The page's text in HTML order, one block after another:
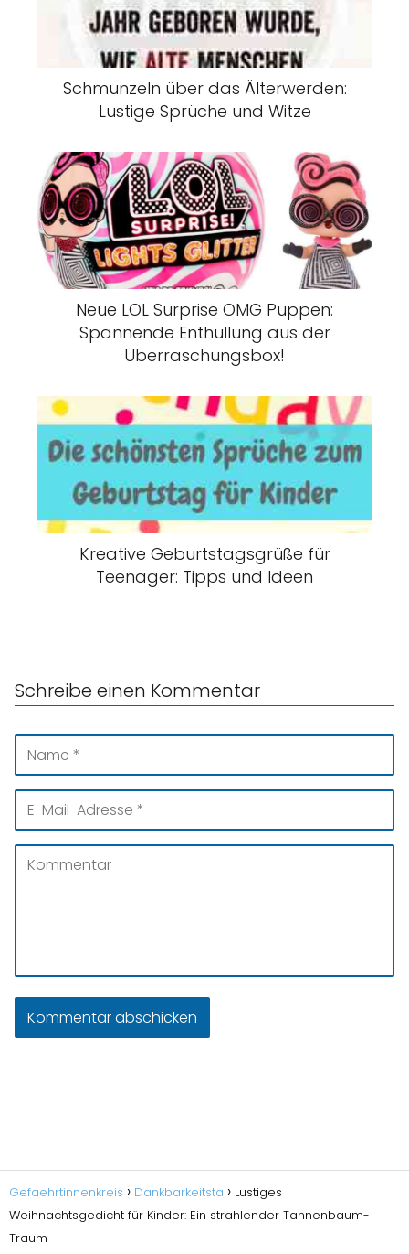
Schmunzeln über das Älterwerden:
Lustige Sprüche und Witze
Neue LOL Surprise OMG Puppen:
Spannende Enthüllung aus der
Überraschungsbox!
Kreative Geburtstagsgrüße für
Teenager: Tipps und Ideen
Schreibe einen Kommentar
Gefaehrtinnenkreis Dankbarkeitsta
Lustiges
Weihnachtsgedicht für Kinder: Ein strahlender Tannenbaum-
Traum